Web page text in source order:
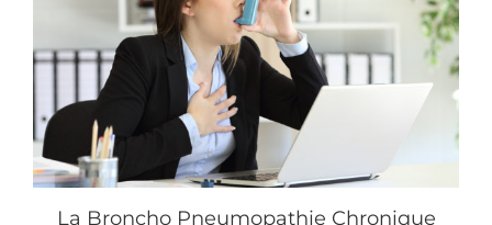
La Broncho Pneumopathie Chronique